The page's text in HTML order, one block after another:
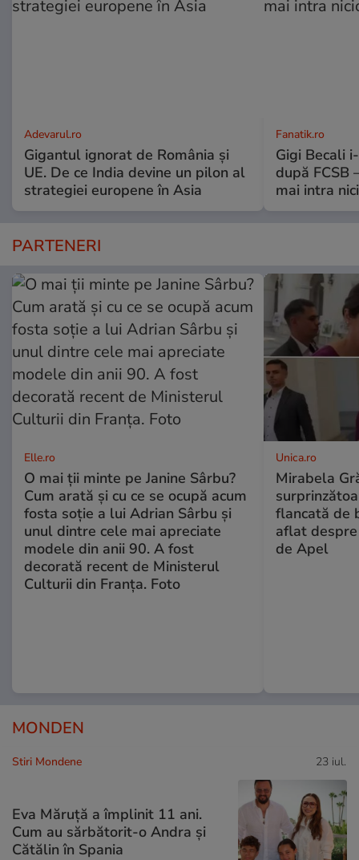
Adevarul.ro
Gigantul ignorat de România și
UE. De ce India devine un pilon al
strategiei europene în Asia
Fanatik.ro
Gigi Becali
după FCSB
mai intra
PARTENERI
Elle.ro
O mai ții minte pe Janine Sârbu?
Cum arată și cu ce se ocupă acum
fosta soție a lui Adrian Sârbu și
unul dintre cele mai apreciate
modele din anii 90. A fost
decorată recent de Ministerul
Culturii din Franța. Foto
Unica.ro
Mirabela
flancată de
aflat
de Apel
MONDEN
Stiri Mondene 23 iul.
Eva Măruță a împlinit 11 ani.
Cum au sărbătorit-o Andra și
Cătălin în Spania